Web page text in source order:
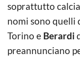
soprattutto
nomi sono quelli
Torino e Berardi
preannunciano